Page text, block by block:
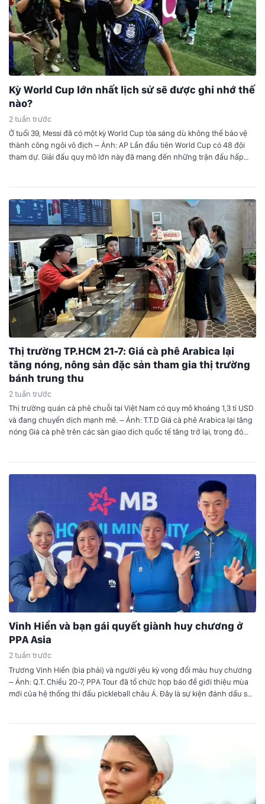
Kỳ World Cup lớn nhất lịch sử sẽ được ghi nhớ thế
nào?
2 tuần trước
Ở tuổi 39, Messi đã có một kỳ World Cup tỏa sáng dù không thể bảo vệ
thành công ngôi vô địch – Ảnh: AP Lần đầu tiên World Cup có 48 đội
tham dự. Giải đấu quy mô lớn này đã mang đến những trận đấu hấp
Thị trường TP.HCM 21-7: Giá cà phê Arabica lại
tăng nóng, nông sản đặc sản tham gia thị trường
bánh trung thu
2 tuần trước
Thị trường quán cà phê chuỗi tại Việt Nam có quy mô khoảng 1,3 tỉ USD
và đang chuyển dịch mạnh mẽ. – Ảnh: T.T.D Giá cà phê Arabica lại tăng
nóng Giá cà phê trên các sàn giao dịch quốc tế tăng trở lại, trong đó
Vinh Hiển và bạn gái quyết giành huy chương ở
PPA Asia
2 tuần trước
Trương Vinh Hiển (bìa phải) và người yêu kỳ vọng đổi màu huy chương
– Ảnh: Q.T. Chiều 20-7, PPA Tour đã tổ chức họp báo để giới thiệu mùa
mới của hệ thống thi đấu pickleball châu Á. Đây là sự kiện đánh dấu sự